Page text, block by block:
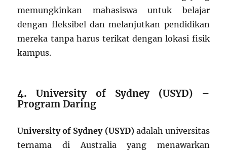
memungkinkan mahasiswa untuk belajar
dengan fleksibel dan melanjutkan pendidikan
mereka tanpa harus terikat dengan lokasi fisik
kampus.
4.University of Sydney (USYD) –
Program Daring
University of Sydney (USYD)adalah universitas
ternama di Australia yang menawarkan